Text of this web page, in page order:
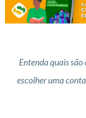
Entenda quais
escolher uma